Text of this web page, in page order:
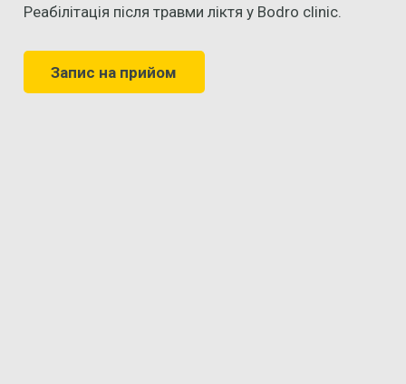
Реабілітація після травми ліктя у Bodro clinic.
Запис на прийом